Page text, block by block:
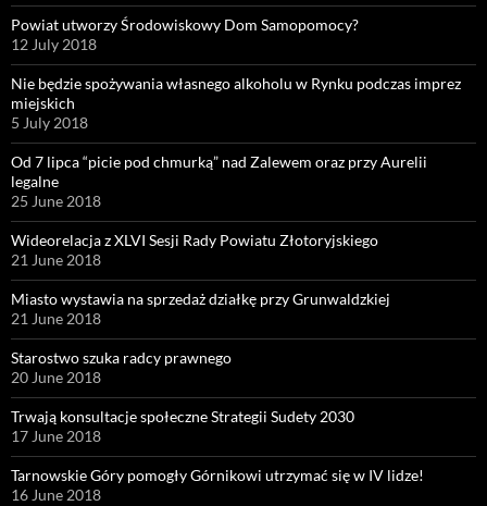
Powiat utworzy Środowiskowy Dom Samopomocy?
12 July 2018
Nie będzie spożywania własnego alkoholu w Rynku podczas imprez
miejskich
5 July 2018
Od 7 lipca “picie pod chmurką” nad Zalewem oraz przy Aurelii
legalne
25 June 2018
Wideorelacja z XLVI Sesji Rady Powiatu Złotoryjskiego
21 June 2018
Miasto wystawia na sprzedaż działkę przy Grunwaldzkiej
21 June 2018
Starostwo szuka radcy prawnego
20 June 2018
Trwają konsultacje społeczne Strategii Sudety 2030
17 June 2018
Tarnowskie Góry pomogły Górnikowi utrzymać się w IV lidze!
16 June 2018